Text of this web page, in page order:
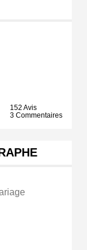
152 Avis
3 Commentaires